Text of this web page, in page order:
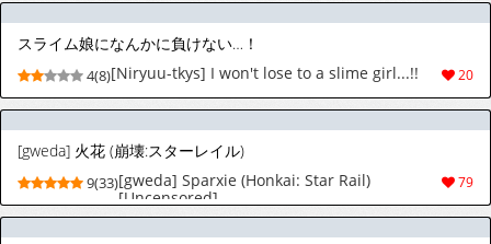
スライム娘になんかに負けない…！
20
4(8)[Niryuu-tkys] I won't lose to a slime girl...!!
[gweda] 火花 (崩壊:スターレイル)
79
9(33)[gweda] Sparxie (Honkai: Star Rail)
[Uncensored]